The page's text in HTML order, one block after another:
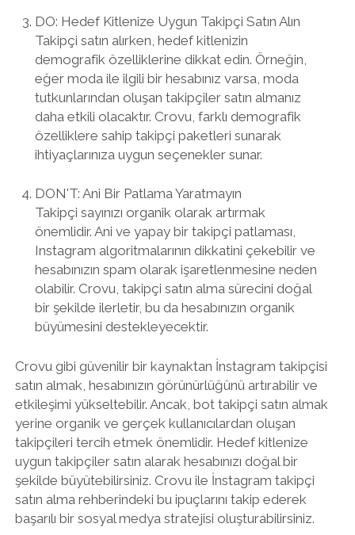
DO: Hedef Kitlenize Uygun Takipçi Satın Alın
Takipçi satın alırken, hedef kitlenizin
demografik özelliklerine dikkat edin. Örneğin,
eğer moda ile ilgili bir hesabınız varsa, moda
tutkunlarından oluşan takipçiler satın almanız
daha etkili olacaktır. Crovu, farklı demografik
özelliklere sahip takipçi paketleri sunarak
ihtiyaçlarınıza uygun seçenekler sunar.
DON'T: Ani Bir Patlama Yaratmayın
Takipçi sayınızı organik olarak artırmak
önemlidir. Ani ve yapay bir takipçi patlaması,
Instagram algoritmalarının dikkatini çekebilir ve
hesabınızın spam olarak işaretlenmesine neden
olabilir. Crovu, takipçi satın alma sürecini doğal
bir şekilde ilerletir, bu da hesabınızın organik
büyümesini destekleyecektir.
Crovu gibi güvenilir bir kaynaktan İnstagram takipçisi
satın almak, hesabınızın görünürlüğünü artırabilir ve
etkileşimi yükseltebilir. Ancak, bot takipçi satın almak
yerine organik ve gerçek kullanıcılardan oluşan
takipçileri tercih etmek önemlidir. Hedef kitlenize
uygun takipçiler satın alarak hesabınızı doğal bir
şekilde büyütebilirsiniz. Crovu ile İnstagram takipçi
satın alma rehberindeki bu ipuçlarını takip ederek
başarılı bir sosyal medya stratejisi oluşturabilirsiniz.